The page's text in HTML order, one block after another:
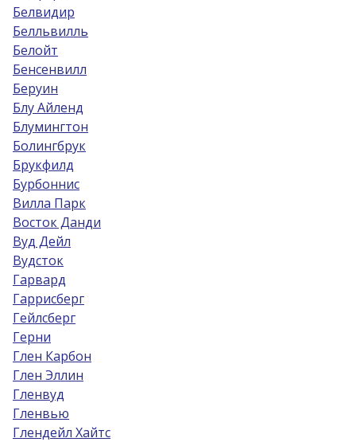
Белвидир
Белльвилль
Белойт
Бенсенвилл
Беруин
Блу Айленд
Блумингтон
Болингбрук
Брукфилд
Бурбоннис
Вилла Парк
Восток Данди
Вуд Дейл
Вудсток
Гарвард
Гаррисберг
Гейлсберг
Герни
Глен Карбон
Глен Эллин
Гленвуд
Гленвью
Глендейл Хайтс